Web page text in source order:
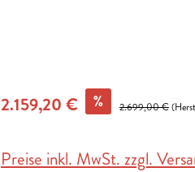
2.159,20 € % 2.699,00 €
Preise inkl. MwSt. zzgl.